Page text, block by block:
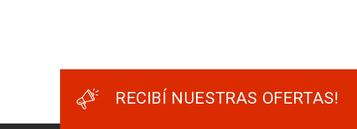
RECIBÍ NUESTRAS OFERTAS!